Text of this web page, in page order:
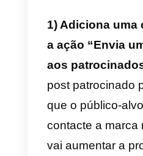
conversas
para vender
aos clientes.
Descobre
aqui de